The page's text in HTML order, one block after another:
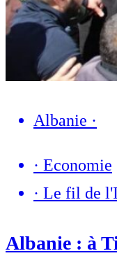
Albanie ·
· Economie
· Le fil de
Albanie : à